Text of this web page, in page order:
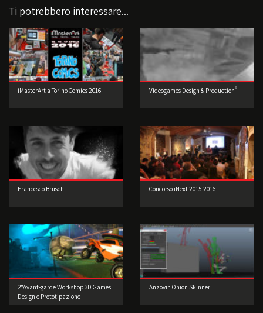
Ti potrebbero interessare...
iMasterArt a Torino Comics 2016 Videogames Design & Production®
Francesco Bruschi Concorso iNext 2015-2016
2°Avant-garde Workshop 3D Games
Design e Prototipazione
Anzovin Onion Skinner